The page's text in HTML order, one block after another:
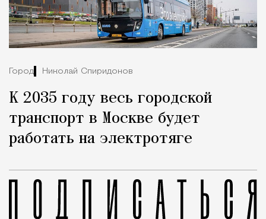
Город Николай Спиридонов
К 2035 году весь городской
транспорт в Москве будет
работать на электротяге